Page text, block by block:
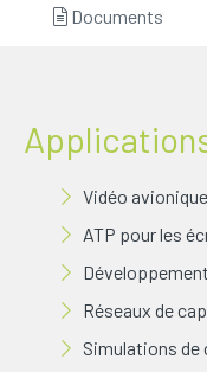
Documents
Vidéo avionique
ATP pour les
Réseaux de
Simulations